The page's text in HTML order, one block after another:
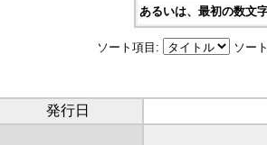
あるいは、最初の数文
ソート項目: ソー
発行日